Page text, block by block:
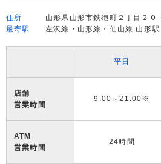
住所
山形県山形市鉄砲町２丁目２０-
最寄駅
左沢線・山形線・仙山線 山形駅
平日
店舗
営業時間
9:00～21:00※
ATM
営業時間
24時間